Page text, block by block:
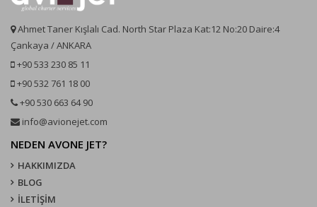
Ahmet Taner Kışlalı Cad. North Star Plaza Kat:12 No:20 Daire:4
Çankaya / ANKARA
+90 533 230 85 11
+90 532 761 18 00
+90 530 663 64 90
info@avionejet.com
NEDEN AVONE JET?
HAKKIMIZDA
BLOG
İLETİŞİM